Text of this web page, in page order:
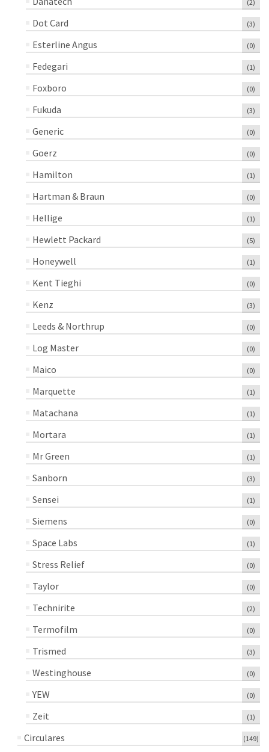
(2)
Dot Card (3)
Esterline Angus (0)
Fedegari (1)
Foxboro (0)
Fukuda (3)
Generic (0)
Goerz (0)
Hamilton (1)
Hartman & Braun (0)
Hellige (1)
Hewlett Packard (5)
Honeywell (1)
Kent Tieghi (0)
Kenz (3)
Leeds & Northrup (0)
Log Master (0)
Maico (0)
Marquette (1)
Matachana (1)
Mortara (1)
Mr Green (1)
Sanborn (3)
Sensei (1)
Siemens (0)
Space Labs (1)
Stress Relief (0)
Taylor (0)
Technirite (2)
Termofilm (0)
Trismed (3)
Westinghouse (0)
YEW (0)
Zeit (1)
Circulares (149)